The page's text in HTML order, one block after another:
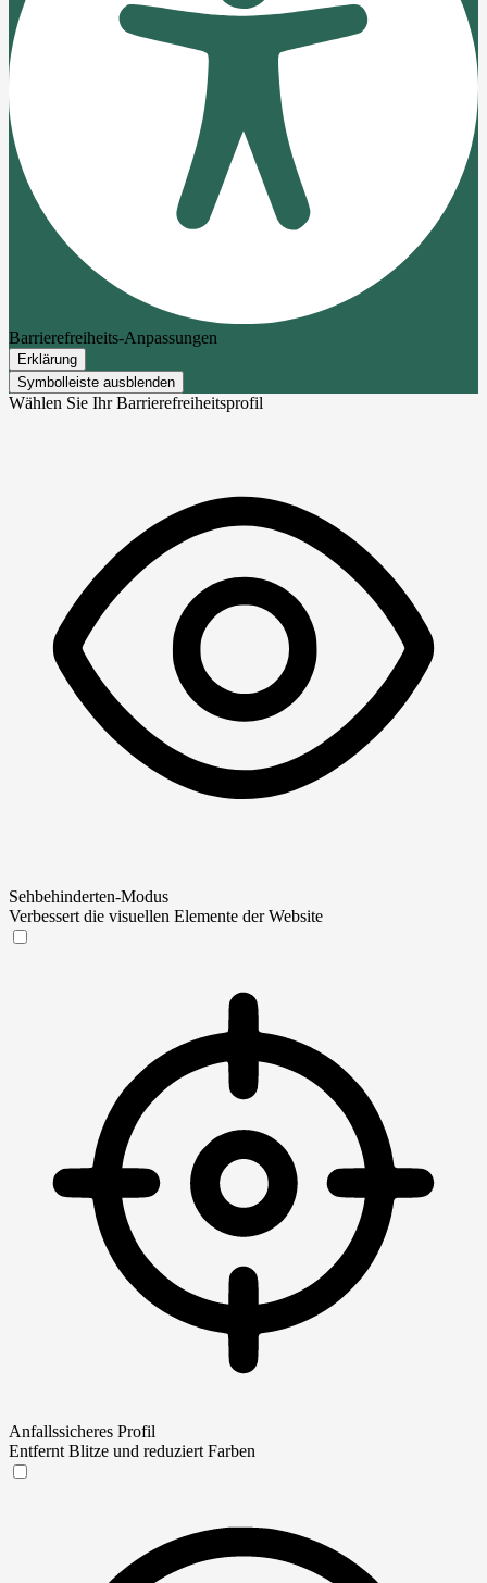
Barrierefreiheits-Anpassungen
Erklärung
Symbolleiste ausblenden
Wählen Sie Ihr Barrierefreiheitsprofil
Sehbehinderten-Modus
Verbessert die visuellen Elemente der Website
Anfallssicheres Profil
Entfernt Blitze und reduziert Farben